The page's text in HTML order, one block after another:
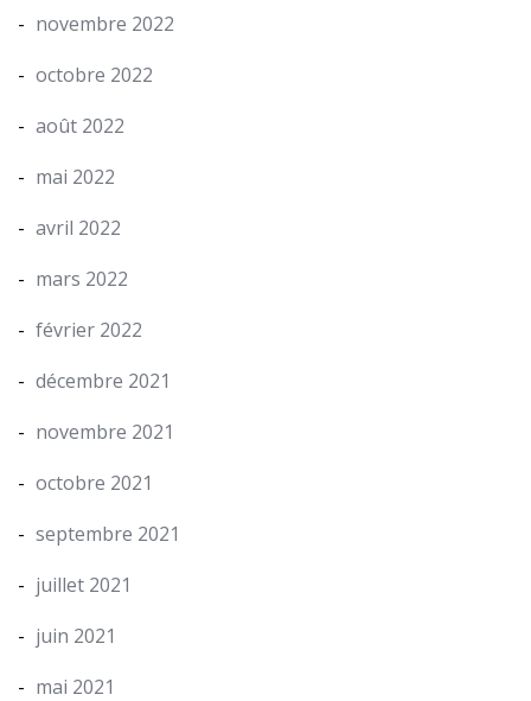
novembre 2022
octobre 2022
août 2022
mai 2022
avril 2022
mars 2022
février 2022
décembre 2021
novembre 2021
octobre 2021
septembre 2021
juillet 2021
juin 2021
mai 2021